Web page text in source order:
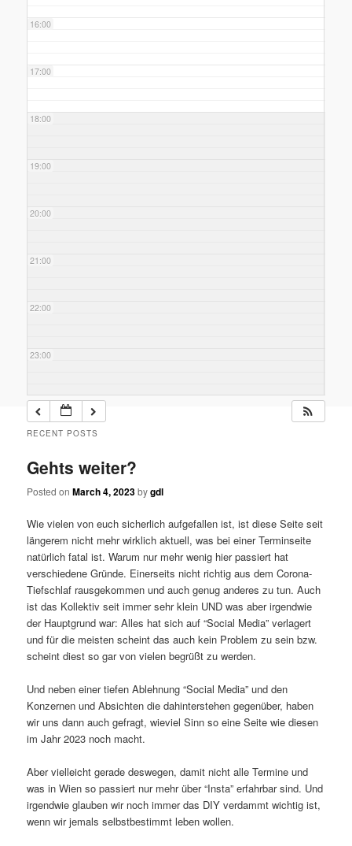
16:00
17:00
18:00
19:00
20:00
21:00
22:00
23:00
RECENT POSTS
Gehts weiter?
Posted onMarch 4, 2023bygdl
Wie vielen von euch sicherlich aufgefallen ist, ist diese Seite seit
längerem nicht mehr wirklich aktuell, was bei einer Terminseite
natürlich fatal ist. Warum nur mehr wenig hier passiert hat
verschiedene Gründe. Einerseits nicht richtig aus dem Corona-
Tiefschlaf rausgekommen und auch genug anderes zu tun. Auch
ist das Kollektiv seit immer sehr klein UND was aber irgendwie
der Hauptgrund war: Alles hat sich auf “Social Media” verlagert
und für die meisten scheint das auch kein Problem zu sein bzw.
scheint diest so gar von vielen begrüßt zu werden.
Und neben einer tiefen Ablehnung “Social Media” und den
Konzernen und Absichten die dahinterstehen gegenüber, haben
wir uns dann auch gefragt, wieviel Sinn so eine Seite wie diesen
im Jahr 2023 noch macht.
Aber vielleicht gerade deswegen, damit nicht alle Termine und
was in Wien so passiert nur mehr über “Insta” erfahrbar sind. Und
irgendwie glauben wir noch immer das DIY verdammt wichtig ist,
wenn wir jemals selbstbestimmt leben wollen.